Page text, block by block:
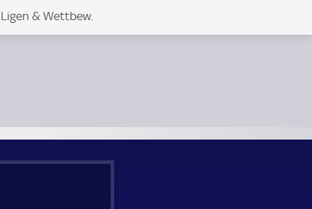
Ligen & Wettbew.